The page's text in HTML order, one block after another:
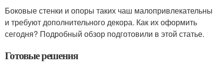
Боковые стенки и опоры таких чаш малопривлекательны
и требуют дополнительного декора. Как их оформить
сегодня? Подробный обзор подготовили в этой статье.
Готовые решения